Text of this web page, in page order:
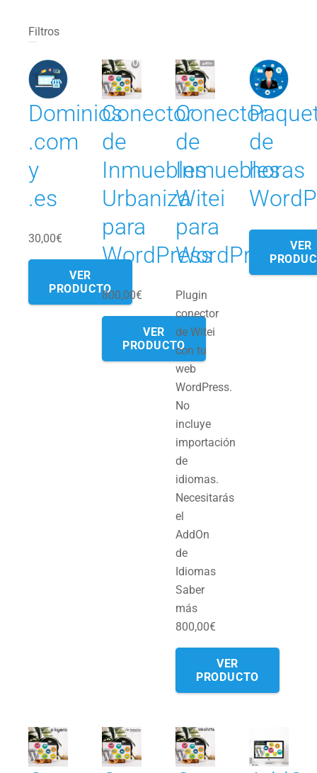
Filtros
Dominios
.com
y
.es
30,00€
VER
PRODUCTO
Conector
de
Inmuebles
Urbaniza
para
WordPress
800,00€
VER
PRODUCTO
Conector
de
Inmuebles
Witei
para
WordPress
Plugin
conector
de Witei
con tu
web
WordPress.
No
incluye
importación
de
idiomas.
Necesitarás
el
AddOn
de
Idiomas
Saber
más
800,00€
VER
PRODUCTO
de
horas
VER